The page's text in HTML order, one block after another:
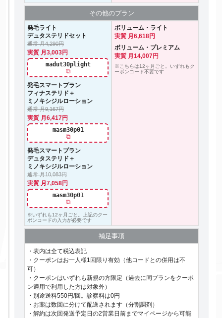
その他のプラン
発毛ライト
デュタステリドセット
通常 月4,290円
実質 月3,003円
madut30plight
⧉
発毛スマートプラン
フィナステリド＋
ミノキシジルローション
通常 月9,167円
実質 月6,417円
masm30p01
⧉
発毛スマートプラン
デュタステリド＋
ミノキシジルローション
通常 月10,083円
実質 月7,058円
masm30p01
⧉
※いずれも12ヶ月ごと。上記のクー
ポンコードの入力が必要です
ボリューム・ライト
実質 月6,618円
ボリューム・プレミアム
実質 月14,007円
※こちらは12ヶ月ごと。いずれもク
ーポンコード不要です
補足事項
・表内は全て税込表記
・クーポンはお一人様1回限り有効（他コードとの併用は不
可）
・クーポンはいずれも新規の方限定（過去に同プランをクーポ
ン適用で利用した方は対象外）
・別途送料550円/回。診察料は0円
・お薬は数回に分けて配送されます（分割調剤）
・解約は次回発送予定日の2営業日前までマイページから可能